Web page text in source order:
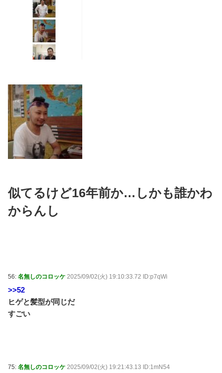
似てるけど16年前か…しかも誰かわ
からんし
56: 名無しのコロッケ 2025/09/02(火) 19:10:33.72 ID:p7qWi
>>52
ヒゲと髪型が同じだ
すごい
75: 名無しのコロッケ 2025/09/02(火) 19:21:43.13 ID:1mN54